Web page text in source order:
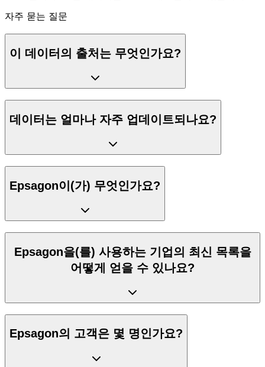
자주 묻는 질문
이 데이터의 출처는 무엇인가요?
데이터는 얼마나 자주 업데이트되나요?
Epsagon이(가) 무엇인가요?
Epsagon을(를) 사용하는 기업의 최신 목록을
어떻게 얻을 수 있나요?
Epsagon의 고객은 몇 명인가요?